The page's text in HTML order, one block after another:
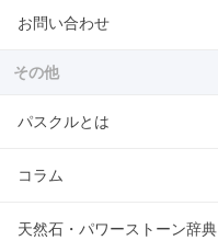
お問い合わせ
その他
パスクルとは
コラム
天然石・パワーストーン辞典